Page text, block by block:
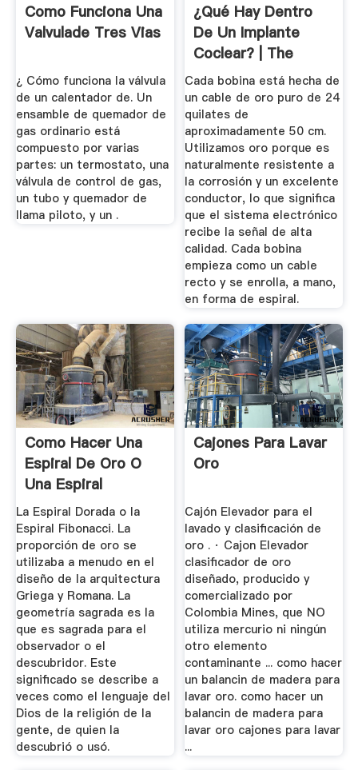
Como Funciona Una
Valvulade Tres Vias
¿ Cómo funciona la válvula
de un calentador de. Un
ensamble de quemador de
gas ordinario está
compuesto por varias
partes: un termostato, una
válvula de control de gas,
un tubo y quemador de
llama piloto, y un .
¿Qué Hay Dentro
De Un Implante
Coclear? | The
MEDEL Blog
Cada bobina está hecha de
un cable de oro puro de 24
quilates de
aproximadamente 50 cm.
Utilizamos oro porque es
naturalmente resistente a
la corrosión y un excelente
conductor, lo que significa
que el sistema electrónico
recibe la señal de alta
calidad. Cada bobina
empieza como un cable
recto y se enrolla, a mano,
en forma de espiral.
Como Hacer Una
Espiral De Oro O
Una Espiral
Fibonacci
La Espiral Dorada o la
Espiral Fibonacci. La
proporción de oro se
utilizaba a menudo en el
diseño de la arquitectura
Griega y Romana. La
geometría sagrada es la
que es sagrada para el
observador o el
descubridor. Este
significado se describe a
veces como el lenguaje del
Dios de la religión de la
gente, de quien la
descubrió o usó.
Cajones Para Lavar
Oro
Cajón Elevador para el
lavado y clasificación de
oro . · Cajon Elevador
clasificador de oro
diseñado, producido y
comercializado por
Colombia Mines, que NO
utiliza mercurio ni ningún
otro elemento
contaminante ... como hacer
un balancin de madera para
lavar oro. como hacer un
balancin de madera para
lavar oro cajones para lavar
...